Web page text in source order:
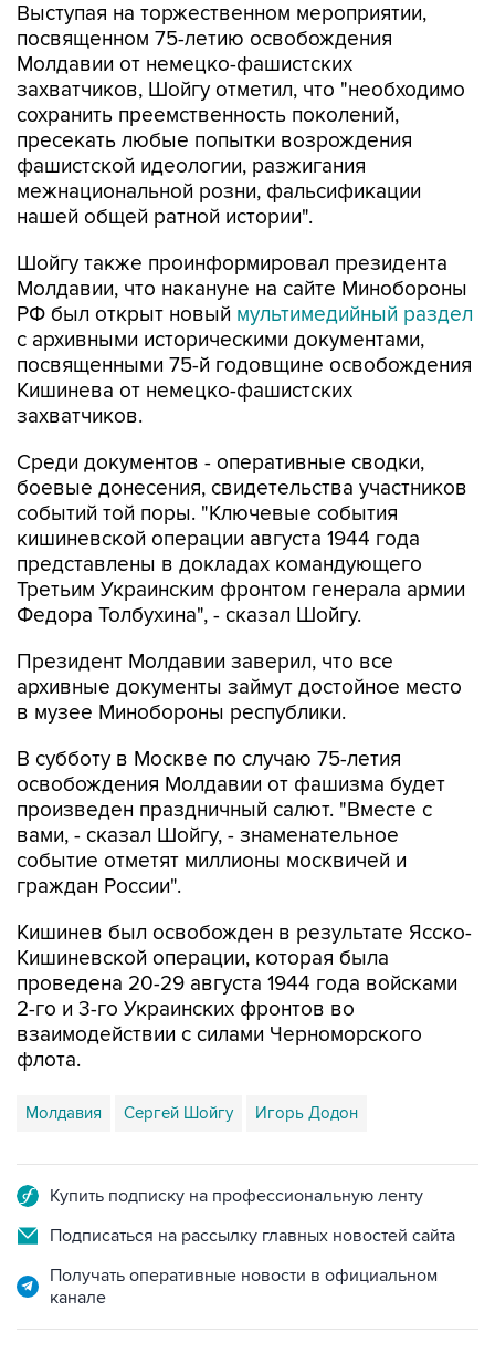
Выступая на торжественном мероприятии,
посвященном 75-летию освобождения
Молдавии от немецко-фашистских
захватчиков, Шойгу отметил, что "необходимо
сохранить преемственность поколений,
пресекать любые попытки возрождения
фашистской идеологии, разжигания
межнациональной розни, фальсификации
нашей общей ратной истории".
Шойгу также проинформировал президента
Молдавии, что накануне на сайте Минобороны
РФ был открыт новый мультимедийный раздел
с архивными историческими документами,
посвященными 75-й годовщине освобождения
Кишинева от немецко-фашистских
захватчиков.
Среди документов - оперативные сводки,
боевые донесения, свидетельства участников
событий той поры. "Ключевые события
кишиневской операции августа 1944 года
представлены в докладах командующего
Третьим Украинским фронтом генерала армии
Федора Толбухина", - сказал Шойгу.
Президент Молдавии заверил, что все
архивные документы займут достойное место
в музее Минобороны республики.
В субботу в Москве по случаю 75-летия
освобождения Молдавии от фашизма будет
произведен праздничный салют. "Вместе с
вами, - сказал Шойгу, - знаменательное
событие отметят миллионы москвичей и
граждан России".
Кишинев был освобожден в результате Ясско-
Кишиневской операции, которая была
проведена 20-29 августа 1944 года войсками
2-го и 3-го Украинских фронтов во
взаимодействии с силами Черноморского
флота.
Молдавия Сергей Шойгу Игорь Додон
Купить подписку на профессиональную ленту
Подписаться на рассылку главных новостей сайта
Получать оперативные новости в официальном
канале